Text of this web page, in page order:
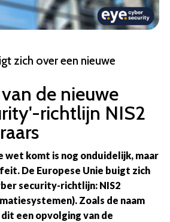
zich over een nieuwe
de nieuwe
richtlijn NIS2
wet komt is nog onduidelijk, maar
De Europese Unie buigt zich
security-richtlijn: NIS2
Zoals de naam
een opvolging van de